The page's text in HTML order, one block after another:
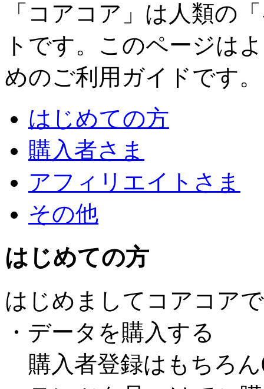
「コアコア」は人類の
トです。このページは
めのご利用ガイドです。
はじめての方
購入者さま
アフィリエイトさま
その他
はじめての方
はじめましてコアコア
・データを購入する
購入者登録はもちろ